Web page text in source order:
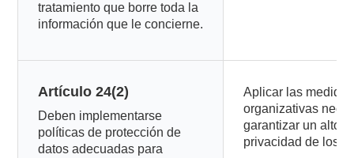
tratamiento que borre toda la
información que le concierne.
Artículo 24(2)
Deben implementarse
políticas de protección de
datos adecuadas para
Aplicar las
organizativas
garantizar un alto
privacidad de los